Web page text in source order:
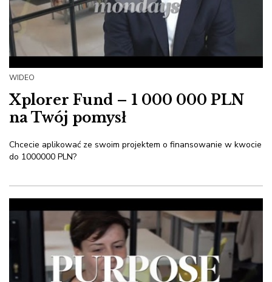
WIDEO
Xplorer Fund – 1 000 000 PLN
na Twój pomysł
Chcecie aplikować ze swoim projektem o finansowanie w kwocie
do 1000000 PLN?